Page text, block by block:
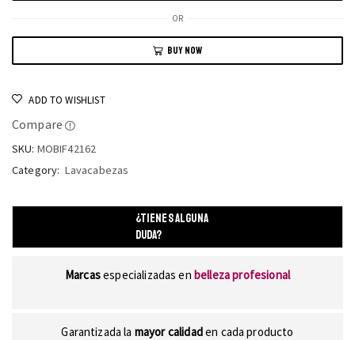
OR
BUY NOW
ADD TO WISHLIST
Compare
SKU: MOBIF42162
Category: Lavacabezas
¿TIENES ALGUNA
DUDA?
Marcasespecializadas en belleza profesional
Garantizada la mayor calidaden cada producto